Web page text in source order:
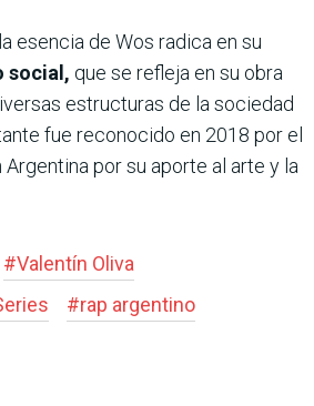
esencia de Wos radica en su
social, que se refleja en su obra
estructuras de la sociedad
fue reconocido en 2018 por el
por su aporte al arte y la
#Valentín Oliva
#rap argentino